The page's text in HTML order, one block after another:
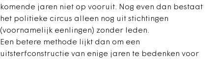
komende jaren niet op vooruit. Nog even dan bestaat
het politieke circus alleen nog uit stichtingen
(voornamelijk eenlingen) zonder leden.
Een betere methode lijkt dan om een
uitsterfconstructie van enige jaren te bedenken voor